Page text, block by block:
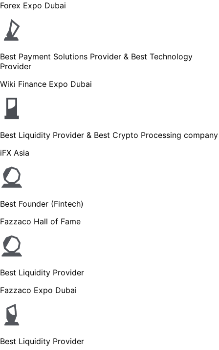
Forex Expo Dubai
Best Payment Solutions Provider & Best Technology
Provider
Wiki Finance Expo Dubai
Best Liquidity Provider & Best Crypto Processing company
iFX Asia
Best Founder (Fintech)
Fazzaco Hall of Fame
Best Liquidity Provider
Fazzaco Expo Dubai
Best Liquidity Provider